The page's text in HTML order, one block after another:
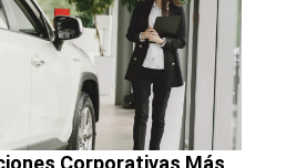
Corporativas Más